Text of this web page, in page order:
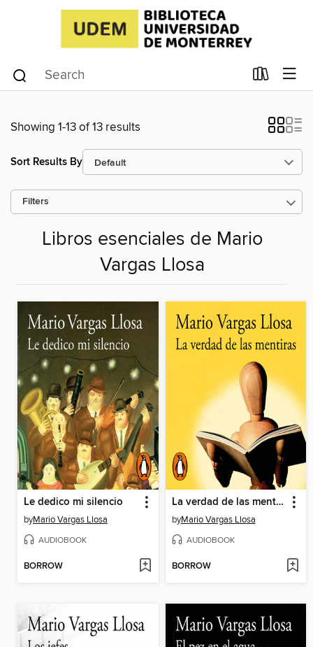
Showing 1-13 of 13 results
Sort Results By
Filters
Libros esenciales de Mario
Vargas Llosa
Le dedico mi silencio
byMario Vargas Llosa
AUDIOBOOK
BORROW
La verdad de las mentiras
byMario Vargas Llosa
AUDIOBOOK
BORROW